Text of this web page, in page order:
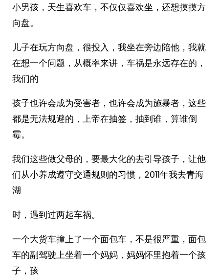
小男孩，天生喜欢车，不仅仅喜欢坐，还想摸摸方
向盘。
儿子在玩方向盘，很投入，我坐在旁边陪他，我就
在想一个问题，从概率来讲，车祸是永远存在的，
我们的
孩子也许会成为受害者，也许会成为施暴者，这些
都是无法规避的，上帝在抽签，抽到谁，算谁倒
霉。
我们这些做父母的，要最大化的去引导孩子，让他
们从小养成遵守交通规则的习惯，2011年我去青海
湖
时，遇到过两起车祸。
一个大货车撞上了一个面包车，不是很严重，面包
车的副驾驶上坐着一个妈妈，妈妈怀里抱着一个孩
子，孩